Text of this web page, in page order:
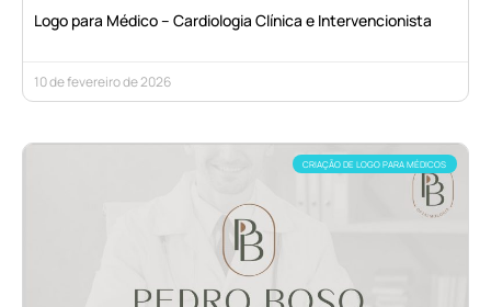
Logo para Médico – Cardiologia Clínica e Intervencionista
10 de fevereiro de 2026
CRIAÇÃO DE LOGO PARA MÉDICOS